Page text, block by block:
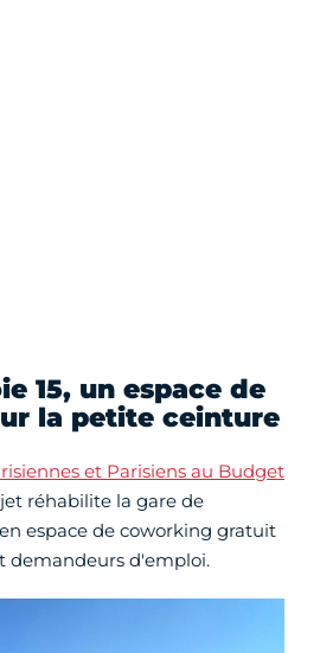
15, un espace de
la petite ceinture
et Parisiens au Budget
réhabilite la gare de
espace de coworking gratuit
demandeurs d'emploi.